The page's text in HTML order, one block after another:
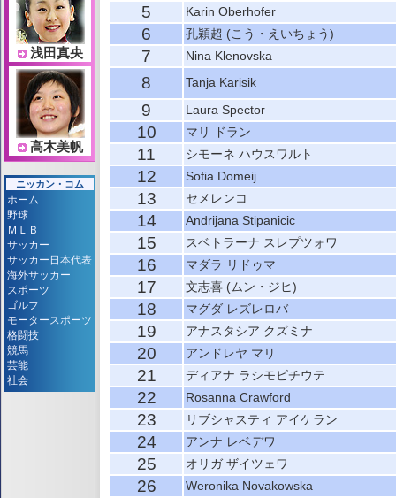
5 Karin Oberhofer
6 孔穎超 (こう・えいちょう)
7 Nina Klenovska
8 Tanja Karisik
9 Laura Spector
10 マリ ドラン
11 シモーネ ハウスワルト
12 Sofia Domeij
13 セメレンコ
14 Andrijana Stipanicic
15 スベトラーナ スレプツォワ
16 マダラ リドゥマ
17 文志喜 (ムン・ジヒ)
18 マグダ レズレロバ
19 アナスタシア クズミナ
20 アンドレヤ マリ
21 ディアナ ラシモビチウテ
22 Rosanna Crawford
23 リブシャスティ アイケラン
24 アンナ レベデワ
25 オリガ ザイツェワ
26 Weronika Novakowska
浅田真央
高木美帆
ニッカン・コム
ホーム
野球
ＭＬＢ
サッカー
サッカー日本代表
海外サッカー
スポーツ
ゴルフ
モータースポーツ
格闘技
競馬
芸能
社会